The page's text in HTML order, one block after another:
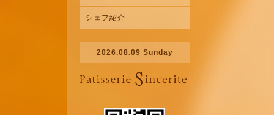
シェフ紹介
2026.08.09 Sunday